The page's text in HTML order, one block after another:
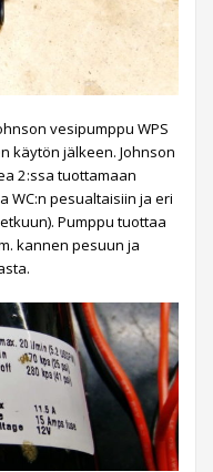
vesipumppu WPS
käytön jälkeen. Johnson
2:ssa tuottamaan
WC:n pesualtaisiin ja eri
Pumppu tuottaa
kannen pesuun ja